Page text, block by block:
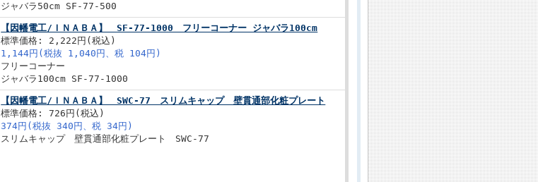
ジャバラ50cm SF-77-500
【因幡電工/ＩＮＡＢＡ】 SF-77-1000 フリーコーナー ジャバラ100cm
標準価格: 2,222円(税込)
1,144円(税抜 1,040円、税 104円)
フリーコーナー
ジャバラ100cm SF-77-1000
【因幡電工/ＩＮＡＢＡ】 SWC-77 スリムキャップ 壁貫通部化粧プレート
標準価格: 726円(税込)
374円(税抜 340円、税 34円)
スリムキャップ 壁貫通部化粧プレート SWC-77